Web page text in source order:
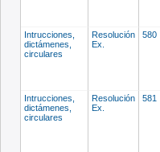
Intrucciones,
dictámenes,
circulares
Resolución
Ex.
580
Intrucciones,
dictámenes,
circulares
Resolución
Ex.
581